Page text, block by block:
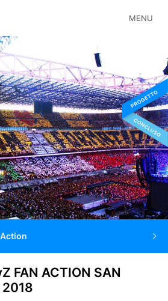
MENU
FAN ACTION SAN
2018